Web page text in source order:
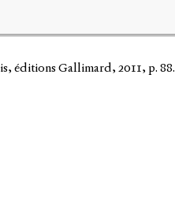
éditions Gallimard, 2011, p. 88.